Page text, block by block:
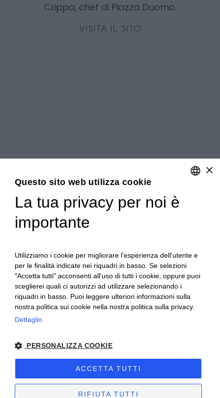
Crippa, chef di Piazza Duomo.
VISITA IL SITO
Ceretto Aziende Vitivinicole S.r.l. | Strada
Cassiano, 34 | 12051 Alba (CN) | Tel.
+39.0173.282582 |ceretto@ceretto.com
Visite: Tel. +39 0173 268033 |
visit@ceretto.com
×
Questo sito web utilizza cookie
La tua privacy per noi è
importante
Utilizziamo i cookie per migliorare l'esperienza dell'utente e
per le finalità indicate nei riquadri in basso. Se selezioni
"Accetta tutti" acconsenti all'uso di tutti i cookie, oppure puoi
sceglierei quali ci autorizzi ad utilizzare selezionando i
riquadri in basso. Puoi leggere ulteriori informazioni sulla
nostra politica sui cookie nella nostra politica sulla privacy.
Dettaglio
PERSONALIZZA COOKIE
ACCETTA TUTTI
RIFIUTA TUTTI